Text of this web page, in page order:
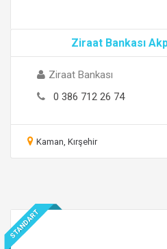
Ziraat Bankası
Ziraat Bankası
0 386 712 26 74
Kaman, Kırşehir
STANDART